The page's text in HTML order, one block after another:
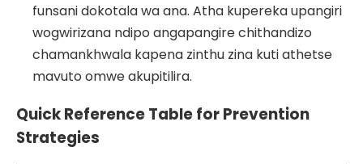
funsani dokotala wa ana. Atha kupereka upangiri
wogwirizana ndipo angapangire chithandizo
chamankhwala kapena zinthu zina kuti athetse
mavuto omwe akupitilira.
Quick Reference Table for Prevention
Strategies